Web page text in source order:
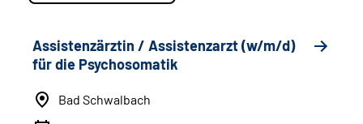
Assistenzärztin / Assistenzarzt (w/m/d)
für die Psychosomatik
Bad Schwalbach